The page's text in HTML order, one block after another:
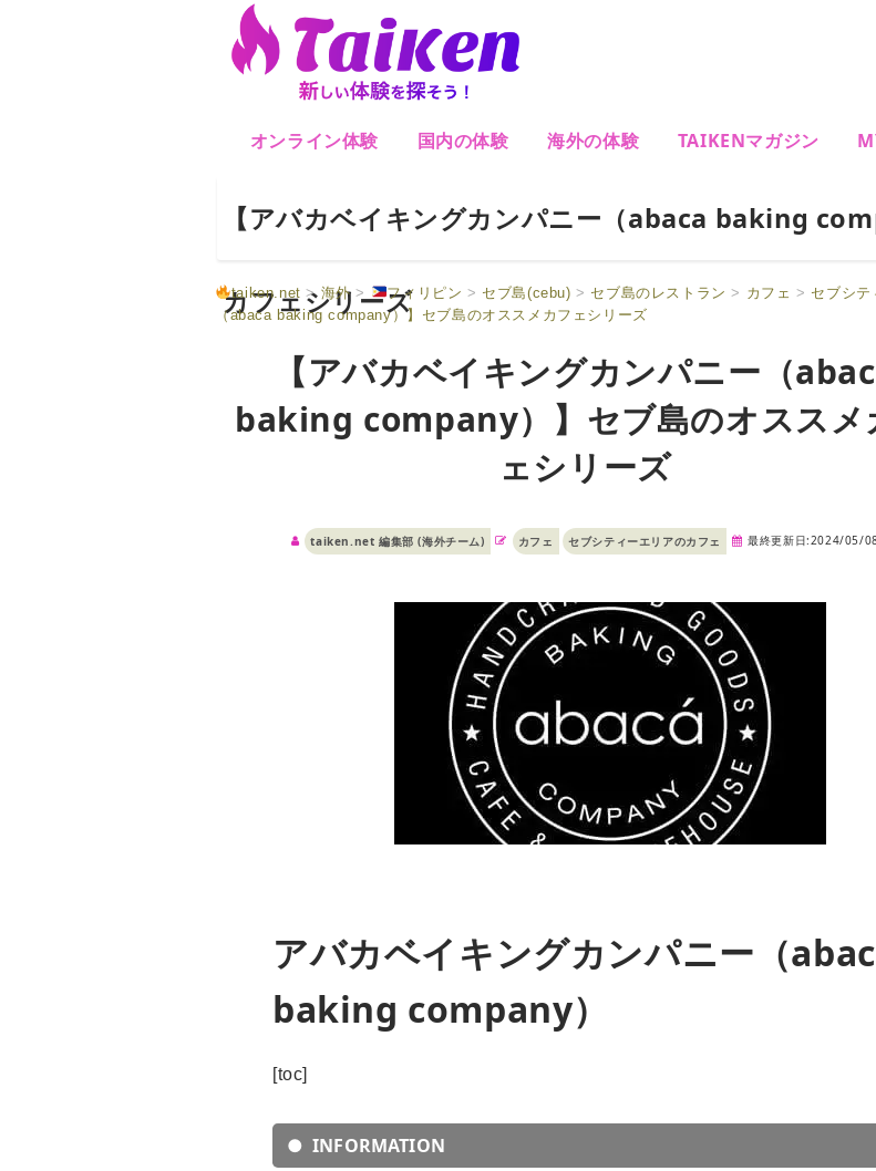
オンライン体験 国内の体験 海外の体験 TAIKENマガジン
【アバカベイキングカンパニー（abaca baking
カフェシリーズ
taiken.net > 海外> フィリピン > セブ島(cebu) > セブ島のレストラン > カフェ > セブシテ
（abaca baking company）】セブ島のオススメカフェシリーズ
【アバカベイキングカンパニー（
baking company）】セブ島のオススメ
ェシリーズ
taiken.net 編集部 (海外チーム) カフェ セブシティーエリアのカフェ 最終更新日:2024/05/
アバカベイキングカンパニー（
baking company）
[toc]
INFORMATION